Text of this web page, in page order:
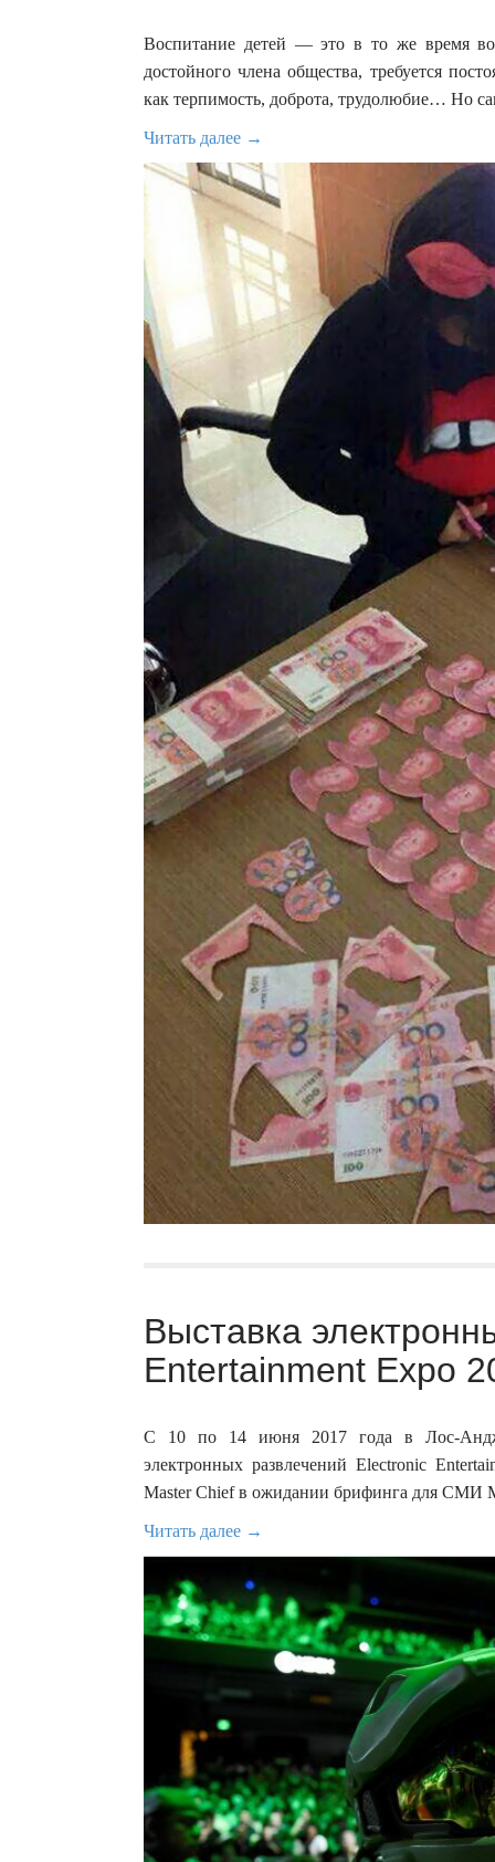
Воспитание детей — это в то же время
достойного члена общества, требуется
как терпимость, доброта, трудолюбие… Но
Читать далее →
Выставка
Entertainment Expo
С 10 по 14 июня 2017 года в Лос-
электронных развлечений Electronic
Master Chief в ожидании брифинга для СМИ
Читать далее →